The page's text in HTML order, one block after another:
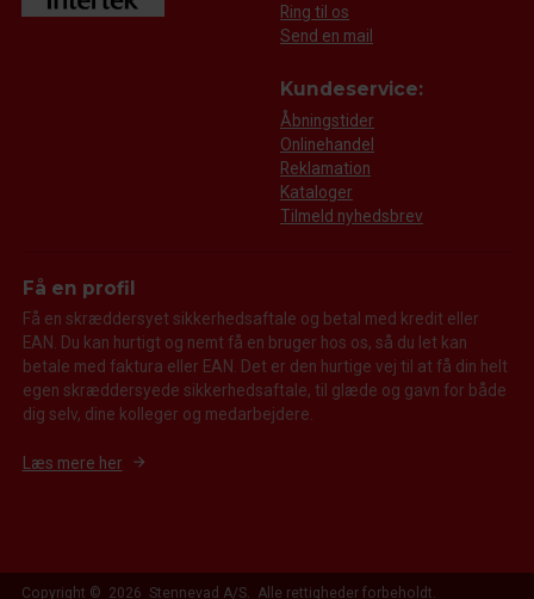
Ring til os
Send en mail
Kundeservice:
Åbningstider
Onlinehandel
Reklamation
Kataloger
Tilmeld nyhedsbrev
Få en profil
Få en skræddersyet sikkerhedsaftale og betal med kredit eller
EAN. Du kan hurtigt og nemt få en bruger hos os, så du let kan
betale med faktura eller EAN. Det er den hurtige vej til at få din helt
egen skræddersyede sikkerhedsaftale, til glæde og gavn for både
dig selv, dine kolleger og medarbejdere.
Læs mere her
Copyright © 2026 Stennevad A/S. Alle rettigheder forbeholdt.